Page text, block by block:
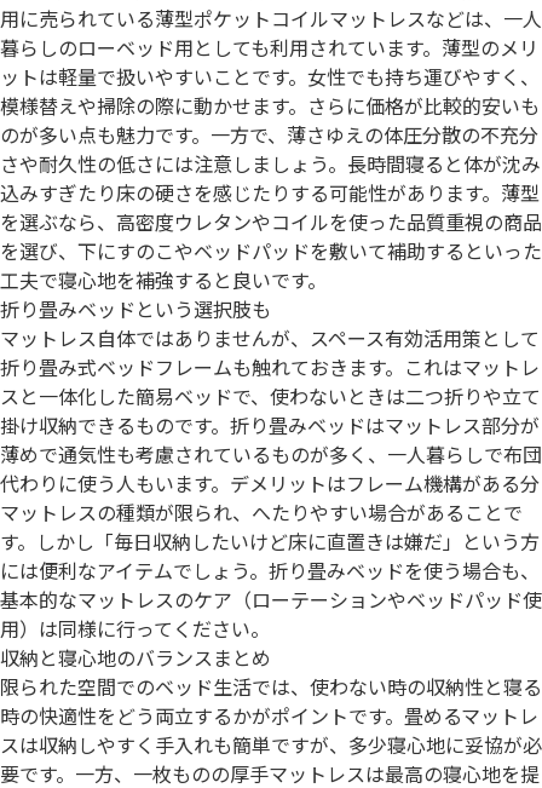
用に売られている薄型ポケットコイルマットレスなどは、一人
暮らしのローベッド用としても利用されています。薄型のメリ
ットは軽量で扱いやすいことです。女性でも持ち運びやすく、
模様替えや掃除の際に動かせます。さらに価格が比較的安いも
のが多い点も魅力です。一方で、薄さゆえの体圧分散の不充分
さや耐久性の低さには注意しましょう。長時間寝ると体が沈み
込みすぎたり床の硬さを感じたりする可能性があります。薄型
を選ぶなら、高密度ウレタンやコイルを使った品質重視の商品
を選び、下にすのこやベッドパッドを敷いて補助するといった
工夫で寝心地を補強すると良いです。
折り畳みベッドという選択肢も
マットレス自体ではありませんが、スペース有効活用策として
折り畳み式ベッドフレームも触れておきます。これはマットレ
スと一体化した簡易ベッドで、使わないときは二つ折りや立て
掛け収納できるものです。折り畳みベッドはマットレス部分が
薄めで通気性も考慮されているものが多く、一人暮らしで布団
代わりに使う人もいます。デメリットはフレーム機構がある分
マットレスの種類が限られ、へたりやすい場合があることで
す。しかし「毎日収納したいけど床に直置きは嫌だ」という方
には便利なアイテムでしょう。折り畳みベッドを使う場合も、
基本的なマットレスのケア（ローテーションやベッドパッド使
用）は同様に行ってください。
収納と寝心地のバランスまとめ
限られた空間でのベッド生活では、使わない時の収納性と寝る
時の快適性をどう両立するかがポイントです。畳めるマットレ
スは収納しやすく手入れも簡単ですが、多少寝心地に妥協が必
要です。一方、一枚ものの厚手マットレスは最高の寝心地を提